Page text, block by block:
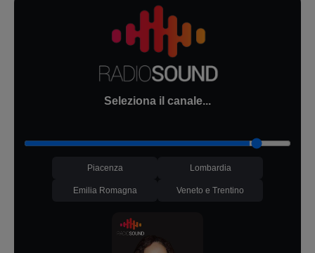
Seleziona il canale...
Piacenza Lombardia
Emilia Romagna Veneto e Trentino